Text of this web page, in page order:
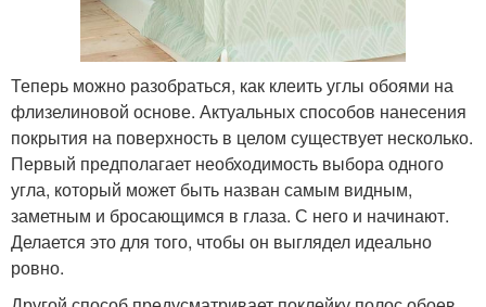
Теперь можно разобраться, как клеить углы обоями на
флизелиновой основе. Актуальных способов нанесения
покрытия на поверхность в целом существует несколько.
Первый предполагает необходимость выбора одного
угла, который может быть назван самым видным,
заметным и бросающимся в глаза. С него и начинают.
Делается это для того, чтобы он выглядел идеально
ровно.